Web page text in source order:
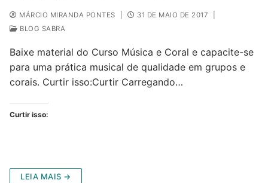
MÁRCIO MIRANDA PONTES 31 DE MAIO DE 2017
BLOG SABRA
Baixe material do Curso Música e Coral e capacite-se
para uma prática musical de qualidade em grupos e
corais. Curtir isso:Curtir Carregando…
Curtir isso:
LEIA MAIS →